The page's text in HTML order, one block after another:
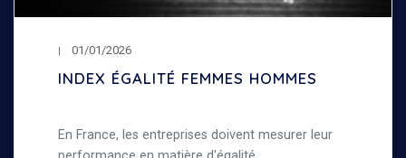
01/01/2026
INDEX ÉGALITÉ FEMMES HOMMES
En France, les entreprises doivent mesurer leur